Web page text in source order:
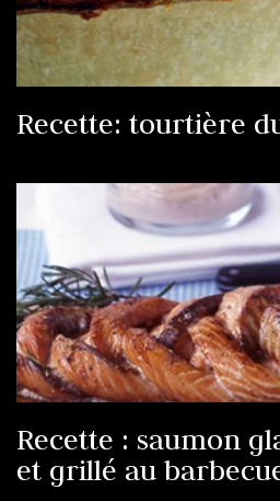
Recette: tourtière
Recette : saumon
et grillé au